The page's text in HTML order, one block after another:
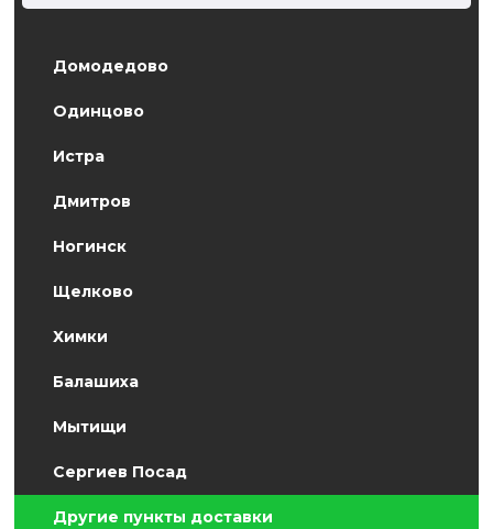
Домодедово
Одинцово
Истра
Дмитров
Ногинск
Щелково
Химки
Балашиха
Мытищи
Сергиев Посад
Другие пункты доставки